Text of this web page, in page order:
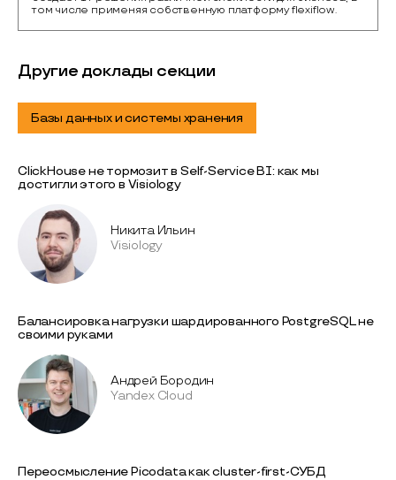
том числе применяя собственную платформу flexiflow.
Другие доклады секции
Базы данных и системы хранения
ClickHouse не тормозит в Self-Service BI: как мы
достигли этого в Visiology
Никита Ильин
Visiology
Балансировка нагрузки шардированного PostgreSQL не
своими руками
Андрей Бородин
Yandex Cloud
Переосмысление Picodata как cluster-first-СУБД